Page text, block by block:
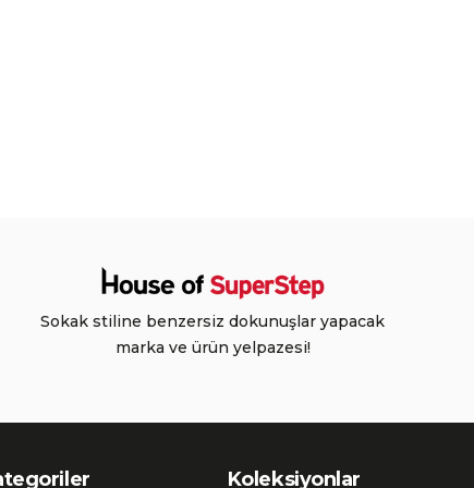
Sokak stiline benzersiz dokunuşlar yapacak
marka ve ürün yelpazesi!
Koleksiyonlar